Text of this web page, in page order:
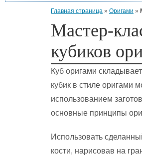
Главная страница » Оригами »
Мастер-
кубиков
Куб оригами
кубик в стиле оригами
использованием
основные принципы
Использовать
кости, нарисовав на